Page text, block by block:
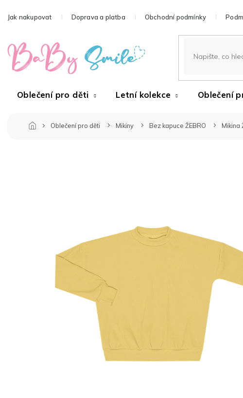
naJak nakupovat Doprava a platba Obchodní podmínky
Oblečení pro děti Letní kolekce Oblečení
Oblečení pro děti Mikiny Bez kapuce ŽEBRO Mikina